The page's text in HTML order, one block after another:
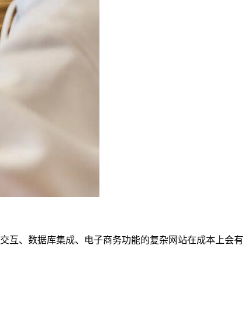
互、数据库集成、电子商务功能的复杂网站在成本上会有